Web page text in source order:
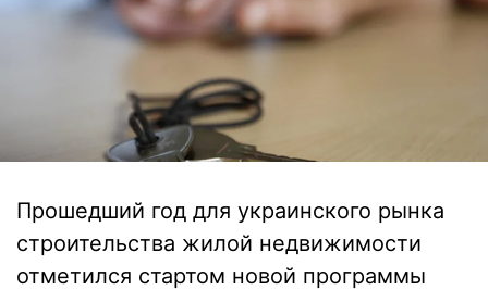
Прошедший год для украинского рынка
строительства жилой недвижимости
отметился стартом новой программы